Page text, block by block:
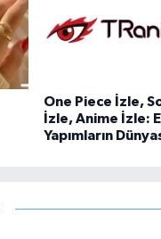
One Piece İzle,
İzle, Anime İzle:
Yapımların